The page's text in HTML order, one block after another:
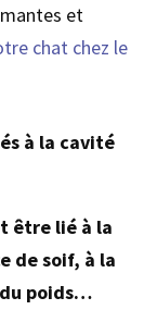
et
chat chez le
à la cavité
être lié à la
de soif, à la
poids…